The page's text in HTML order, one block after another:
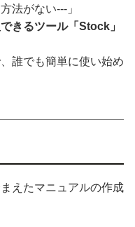
法がない---」
きるツール「Stock」
誰でも簡単に使い始め
えたマニュアルの作成